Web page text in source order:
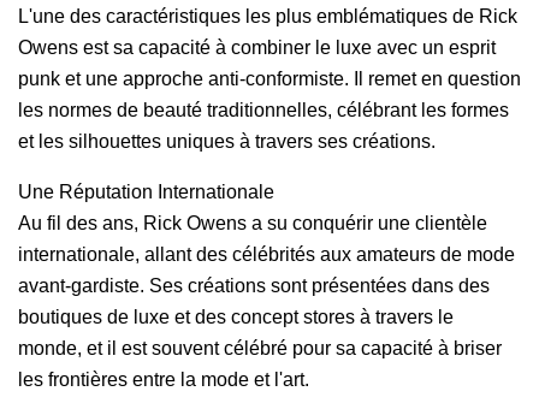
L'une des caractéristiques les plus emblématiques de Rick
Owens est sa capacité à combiner le luxe avec un esprit
punk et une approche anti-conformiste. Il remet en question
les normes de beauté traditionnelles, célébrant les formes
et les silhouettes uniques à travers ses créations.
Une Réputation Internationale
Au fil des ans, Rick Owens a su conquérir une clientèle
internationale, allant des célébrités aux amateurs de mode
avant-gardiste. Ses créations sont présentées dans des
boutiques de luxe et des concept stores à travers le
monde, et il est souvent célébré pour sa capacité à briser
les frontières entre la mode et l'art.